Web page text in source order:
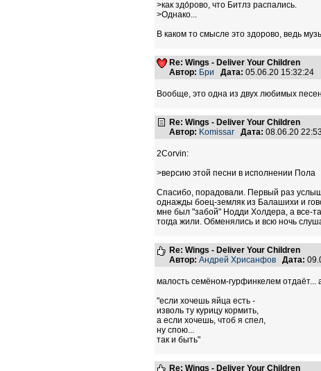
>как здо́рово, что Битлз распались.
>Однако...
В каком то смысле это здорово, ведь
Re: Wings - Deliver Your Children
Автор: Бри Дата: 05.06.20 15:32:24
Вообще, это одна из двух любимых
Re: Wings - Deliver Your Children
Автор: Komissar Дата: 08.06.20
2Corvin:
>версию этой песни в исполнении Пола
Спасибо, порадовали. Первый раз
однажды боец-земляк из Балашихи и
мне был "забой" Нодди Холдера, а все-
тогда жили. Обменялись и всю ночь
Re: Wings - Deliver Your Children
Автор: Андрей Хрисанфов Дата:
малость семёном-гурфинкелем отдаёт...
"если хочешь яйца есть -
изволь ту курицу кормить,
а если хочешь, чтоб я спел,
ну спою...
так и быть"
Re: Wings - Deliver Your Children